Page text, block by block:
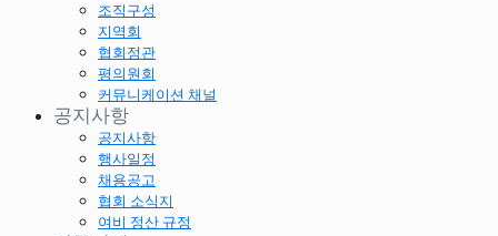
조직구성
지역회
협회정관
평의원회
커뮤니케이션 채널
공지사항
공지사항
행사일정
채용공고
협회 소식지
여비 정산 규정